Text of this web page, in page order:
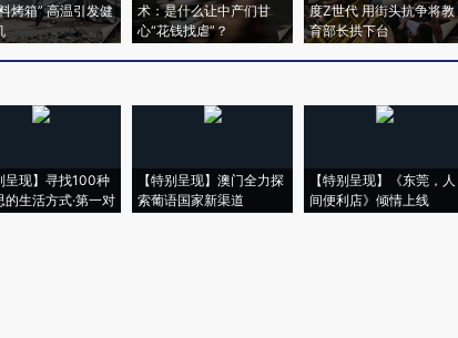
烤箱” 高温引发健
术：是什么让中产们甘
心“花钱找虐”？
度Z世代 用街头抗争将教
育部长拱下台
呈现】寻找100种
的生活方式·第一对
【特别呈现】澳门全力探
索葡语国家新渠道
【特别呈现】《东莞，人
间便利店》倾情上线